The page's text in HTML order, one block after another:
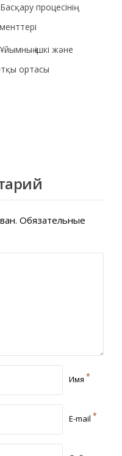
Басқару процесінің
Ұйымның ішкі және
ортасы
Обязательные
Имя *
E-mail *